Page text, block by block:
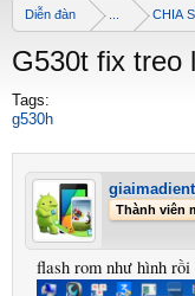
Diễn đàn CHIA
G530t fix treo
Tags:
g530h
Thành viên
flash rom như hình